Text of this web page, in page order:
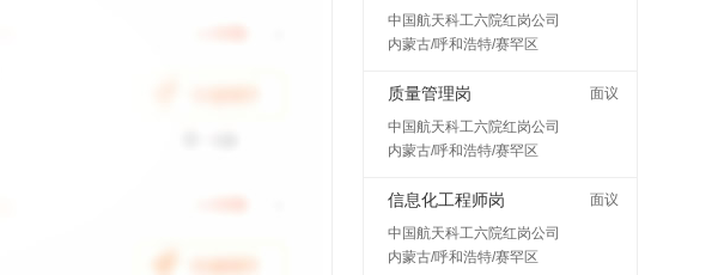
中国航天科工六院红岗公司
内蒙古/呼和浩特/赛罕区
质量管理岗
面议
中国航天科工六院红岗公司
内蒙古/呼和浩特/赛罕区
信息化工程师岗
面议
中国航天科工六院红岗公司
内蒙古/呼和浩特/赛罕区